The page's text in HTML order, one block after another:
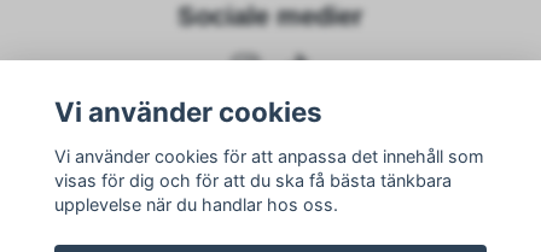
Sociale medier
Subscribe to newsletter
Vi använder cookies
Vi använder cookies för att anpassa det innehåll som
visas för dig och för att du ska få bästa tänkbara
upplevelse när du handlar hos oss.